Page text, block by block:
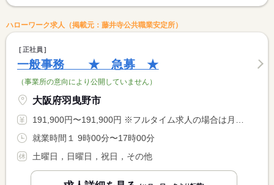
ハローワーク求人（掲載元：藤井寺公共職業安定所）
正社員
一般事務 ★ 急募 ★
（事業所の意向により公開していません）
大阪府羽曳野市
191,900円〜191,900円 ※フルタイム求人の場合は月額（換算額）、パート求人の場合は時間額を表示しています。
就業時間１ 9時00分〜17時00分
土曜日，日曜日，祝日，その他